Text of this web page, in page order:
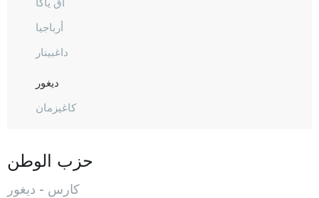
أرباجيا
داغبينار
ديغور
كاغيزمان
ساريكاميش
حزب الوطن
كارس - ديغور